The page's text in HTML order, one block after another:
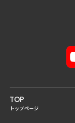
TOP
トップページ